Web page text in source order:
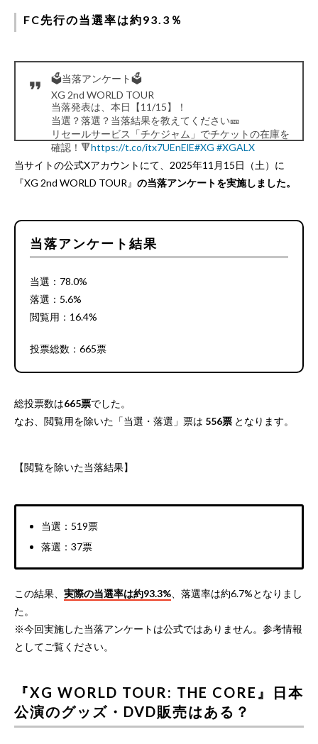
FC先行の当選率は約93.3％
🗳️当落アンケート🗳️
XG 2nd WORLD TOUR
当落発表は、本日【11/15】！
当選？落選？当落結果を教えてください🎫
リセールサービス「チケジャム」でチケットの在庫を
確認！🔻https://t.co/itx7UEnElE#XG #XGALX
— チケットフェスタ (@ticket_festa) November 15,
2025
当サイトの公式Xアカウントにて、2025年11月15日（土）に
『XG 2nd WORLD TOUR』 の当落アンケートを実施しました。
当落アンケート結果
当選：78.0%
落選：5.6%
閲覧用：16.4%
投票総数：665票
総投票数は665票でした。
なお、閲覧用を除いた「当選・落選」票は 556票 となります。
【閲覧を除いた当落結果】
当選：519票
落選：37票
この結果、 実際の当選率は約93.3% 、落選率は約6.7%となりまし
た。
※今回実施した当落アンケートは公式ではありません。参考情報
としてご覧ください。
『XG WORLD TOUR: THE CORE』日本
公演のグッズ・DVD販売はある？